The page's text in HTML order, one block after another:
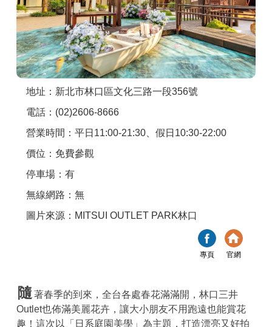
APP下載
地址：新北市林口區文化三路一段356號
電話：(02)2606-8666
營業時間：平日11:00-21:30、假日10:30-22:00
價位：免費參觀
停車場：有
無線網路：無
圖片來源：MITSUI OUTLET PARK林口
專頁 官網
隨 著春季的到來，全台各處春花滿滿開，林口三井
Outlet也佈滿美麗花卉，讓大小朋友不用跑遠也能賞花
趣！這次以「日系庭園美學」為主題，打造漂亮又好拍